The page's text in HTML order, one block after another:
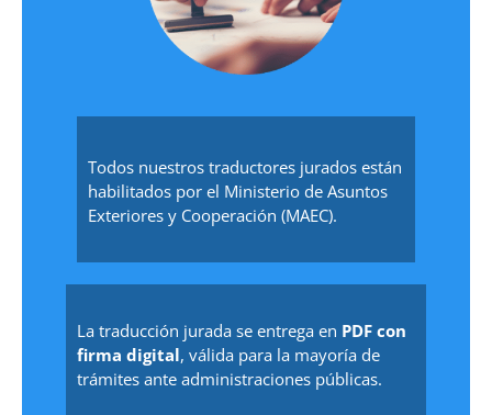
Todos nuestros traductores jurados están
habilitados por el Ministerio de Asuntos
Exteriores y Cooperación (MAEC).
La traducción jurada se entrega en PDF con
firma digital, válida para la mayoría de
trámites ante administraciones públicas.